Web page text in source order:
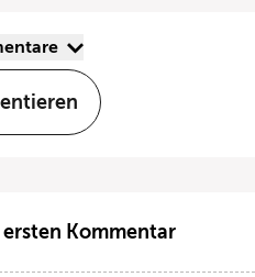
Kommentar